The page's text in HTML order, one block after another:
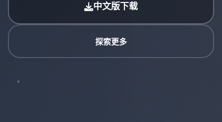
中文版下载
探索更多